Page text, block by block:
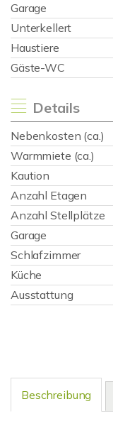
Garage
Unterkellert
Haustiere
Gäste-WC
Details
Nebenkosten (ca.)
Warmmiete (ca.)
Kaution
Anzahl Etagen
Anzahl Stellplätze
Garage
Schlafzimmer
Küche
Ausstattung
Beschreibung